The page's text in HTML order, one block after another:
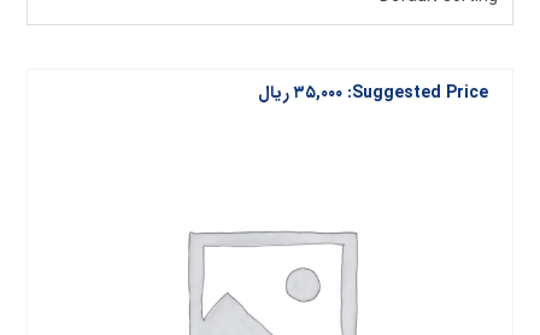
Suggested Price: ۳۵,۰۰۰ریال